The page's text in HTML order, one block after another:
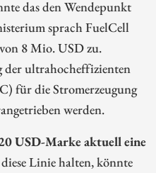
das den Wendepunkt
sprach FuelCell
8 Mio. USD zu.
ultrahocheffizienten
für die Stromerzeugung
werden.
USD-Marke aktuell eine
Linie halten, könnte